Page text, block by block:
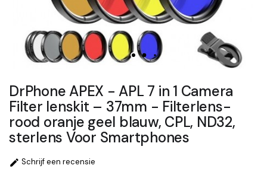
DrPhone APEX - APL 7 in 1 Camera
Filter lenskit – 37mm - Filterlens-
rood oranje geel blauw, CPL, ND32,
sterlens Voor Smartphones
 Schrijf een recensie